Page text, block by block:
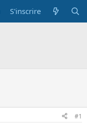
S'inscrire
#1